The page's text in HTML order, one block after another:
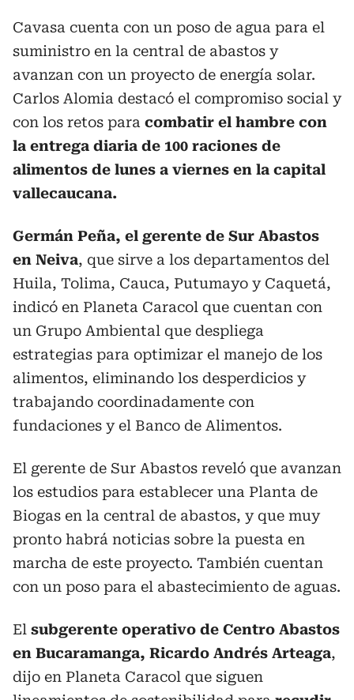
Cavasa cuenta con un poso de agua para el
suministro en la central de abastos y
avanzan con un proyecto de energía solar.
Carlos Alomia destacó el compromiso social y
con los retos para combatir el hambre con
la entrega diaria de 100 raciones de
alimentos de lunes a viernes en la capital
vallecaucana.
Germán Peña, el gerente de Sur Abastos
en Neiva, que sirve a los departamentos del
Huila, Tolima, Cauca, Putumayo y Caquetá,
indicó en Planeta Caracol que cuentan con
un Grupo Ambiental que despliega
estrategias para optimizar el manejo de los
alimentos, eliminando los desperdicios y
trabajando coordinadamente con
fundaciones y el Banco de Alimentos.
El gerente de Sur Abastos reveló que avanzan
los estudios para establecer una Planta de
Biogas en la central de abastos, y que muy
pronto habrá noticias sobre la puesta en
marcha de este proyecto. También cuentan
con un poso para el abastecimiento de aguas.
El subgerente operativo de Centro Abastos
en Bucaramanga, Ricardo Andrés Arteaga,
dijo en Planeta Caracol que siguen